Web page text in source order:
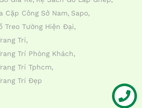
Cặp Công Sở Nam Sapo
Treo Tường Hiện Đại
Trí
Trí Phòng Khách
Trí Tphcm
Trí Đẹp
Liên hệ